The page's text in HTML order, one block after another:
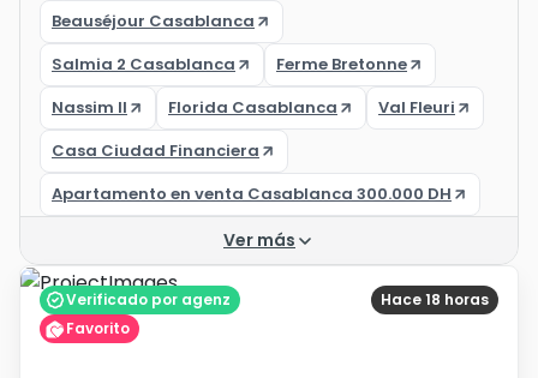
Beauséjour Casablanca
Salmia 2 Casablanca
Ferme Bretonne
Nassim II
Florida Casablanca
Val Fleuri
Casa Ciudad Financiera
Apartamento en venta Casablanca 300.000 DH
Ver más
Hace 18 horas
Verificado por agenz
Favorito